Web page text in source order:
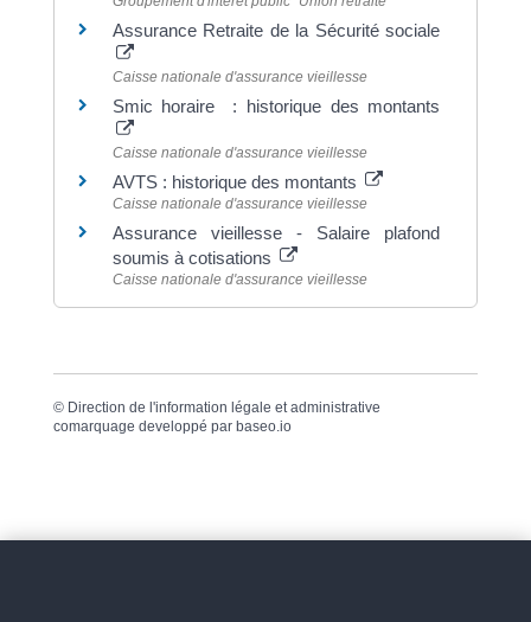
Assurance Retraite de la Sécurité sociale
Caisse nationale d'assurance vieillesse
Smic horaire : historique des montants
Caisse nationale d'assurance vieillesse
AVTS : historique des montants
Caisse nationale d'assurance vieillesse
Assurance vieillesse - Salaire plafond
soumis à cotisations
Caisse nationale d'assurance vieillesse
© Direction de l'information légale et administrative
comarquage developpé par baseo.io